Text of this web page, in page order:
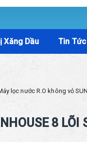
Xăng Dầu Tin Tức
lọc nước R.O không vỏ
8